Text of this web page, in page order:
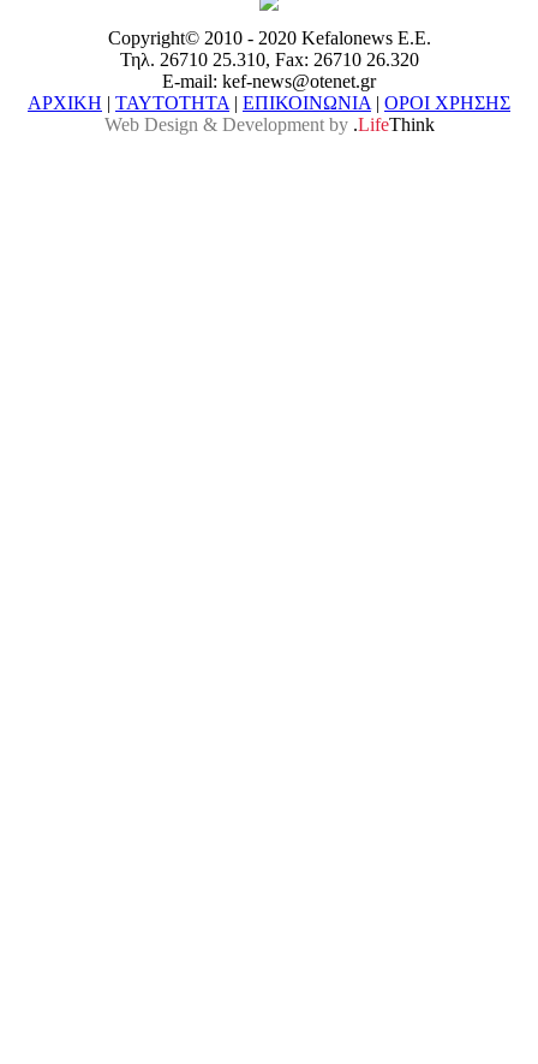
Copyright© 2010 - 2020 Kefalonews Ε.E.
Τηλ. 26710 25.310, Fax: 26710 26.320
E-mail: kef-news@otenet.gr
ΑΡΧΙΚΗ | ΤΑΥΤΟΤΗΤΑ | ΕΠΙΚΟΙΝΩΝΙΑ | ΟΡΟΙ ΧΡΗΣΗΣ
Web Design & Development by .LifeThink